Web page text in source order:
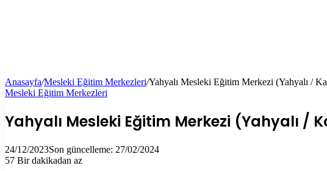
Anasayfa/Mesleki Eğitim Merkezleri/Yahyalı Mesleki Eğitim Merkezi (Yahyalı /
Mesleki Eğitim Merkezleri
Yahyalı Mesleki Eğitim Merkezi (Yahyalı /
24/12/2023Son güncelleme: 27/02/2024
57 Bir dakikadan az